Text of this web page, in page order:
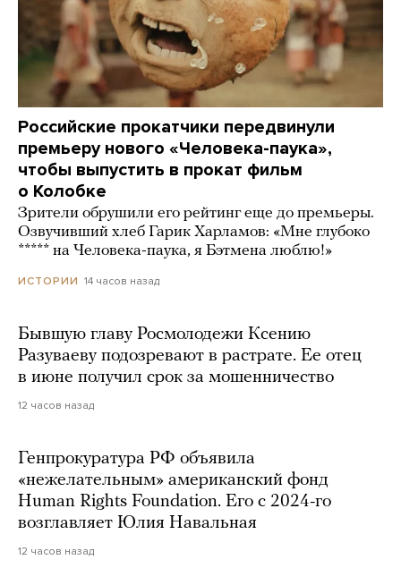
Российские прокатчики передвинули
премьеру нового «Человека-паука»,
чтобы выпустить в прокат фильм
о Колобке
Зрители обрушили его рейтинг еще до премьеры.
Озвучивший хлеб Гарик Харламов: «Мне глубоко
***** на Человека-паука, я Бэтмена люблю!»
ИСТОРИИ 14 часов назад
Бывшую главу Росмолодежи Ксению
Разуваеву подозревают в растрате. Ее отец
в июне получил срок за мошенничество
12 часов назад
Генпрокуратура РФ объявила
«нежелательным» американский фонд
Human Rights Foundation. Его с 2024-го
возглавляет Юлия Навальная
12 часов назад